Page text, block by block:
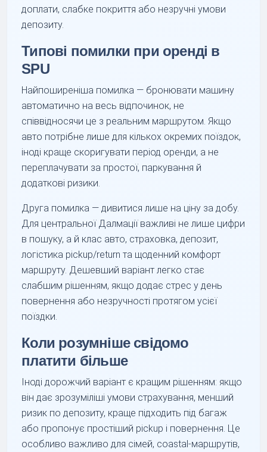
доплати, слабке покриття або незручні умови
депозиту.
Типові помилки при оренді в
SPU
Найпоширеніша помилка — бронювати машину
автоматично на весь відпочинок, не
співвідносячи це з реальним маршрутом. Якщо
авто потрібне лише для кількох окремих поїздок,
іноді краще скоригувати період оренди, а не
переплачувати за простої, паркування й
додаткові ризики.
Друга помилка — дивитися лише на ціну за добу.
Для центральної Далмації важливі не лише цифри
в пошуку, а й клас авто, страховка, депозит,
логістика pickup/return та щоденний комфорт
маршруту. Дешевший варіант легко стає
слабшим рішенням, якщо додає стрес у день
повернення або незручності протягом усієї
поїздки.
Коли розумніше свідомо
платити більше
Іноді дорожчий варіант є кращим рішенням: якщо
він дає зрозуміліші умови страхування, менший
ризик по депозиту, краще підходить під багаж
або пропонує простіший pickup і повернення. Це
особливо важливо для сімей, coastal-маршрутів,